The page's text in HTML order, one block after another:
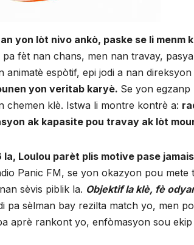
yon lòt nivo ankò, paske se li menm
fèt nan chans, men nan travay,
animatè espòtif, epi jodi a nan
yon veritab karyè. Se yon
chemen klè. Istwa li montre kontrè a:
ak kapasite pou travay ak lòt
la, Loulou parèt plis motive pase
Panic FM, se yon okazyon pou
sèvis piblik la. Objektif la klè, fè
pa sèlman bay rezilta match yo, men
aprè rankont yo, enfòmasyon sou